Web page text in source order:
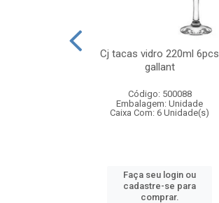
Cj tacas vidro 220ml 6pcs
gallant
Código: 500088
Embalagem: Unidade
Caixa Com: 6 Unidade(s)
Faça seu login ou
cadastre-se para
comprar.